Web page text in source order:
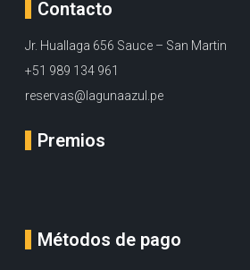
Contacto
Jr. Huallaga 656 Sauce – San Martin
+51 989 134 961
reservas@lagunaazul.pe
Premios
Métodos de pago